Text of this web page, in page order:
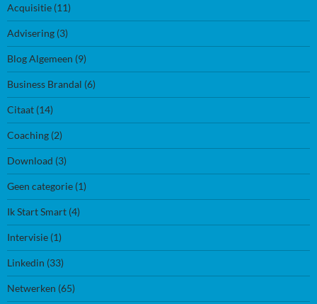
Acquisitie (11)
Advisering (3)
Blog Algemeen (9)
Business Brandal (6)
Citaat (14)
Coaching (2)
Download (3)
Geen categorie (1)
Ik Start Smart (4)
Intervisie (1)
Linkedin (33)
Netwerken (65)